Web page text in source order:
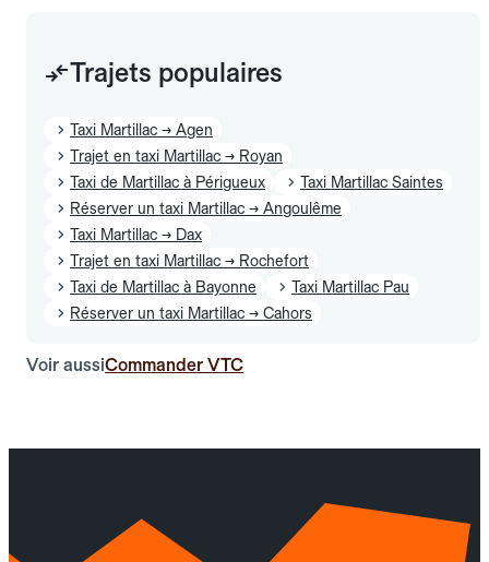
Trajets populaires
Taxi Martillac → Agen
Trajet en taxi Martillac → Royan
Taxi de Martillac à Périgueux
Taxi Martillac Saintes
Réserver un taxi Martillac → Angoulême
Taxi Martillac → Dax
Trajet en taxi Martillac → Rochefort
Taxi de Martillac à Bayonne
Taxi Martillac Pau
Réserver un taxi Martillac → Cahors
Voir aussiCommander VTC